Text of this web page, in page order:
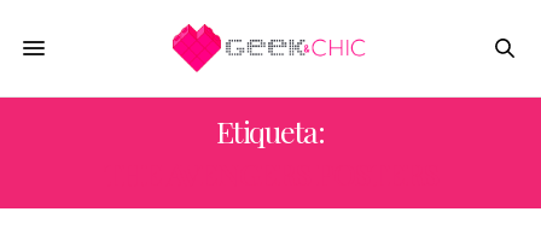
Etiqueta: